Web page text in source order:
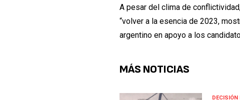
A pesar del clima de
“volver a la esencia de 2023,
argentino en apoyo a los
MÁS NOTICIAS